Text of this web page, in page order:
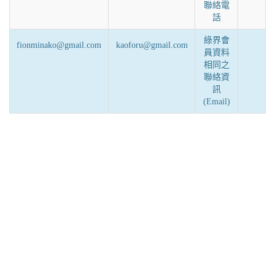
聯絡電
話
fionminako@gmail.com kaoforu@gmail.com
綠界會
員資料
相同之
聯絡資
訊
(Email)